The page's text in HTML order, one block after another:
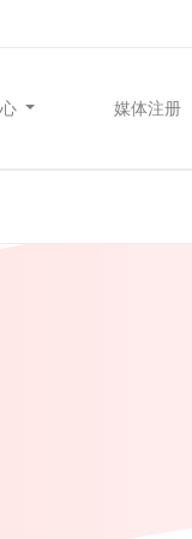
媒体注册